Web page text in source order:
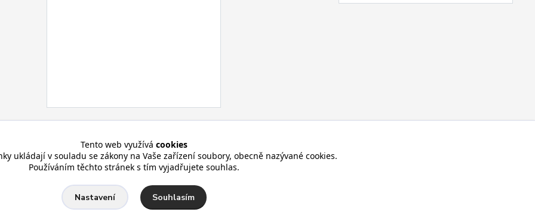
Tento web využívá cookies
ukládají v souladu se zákony na Vaše zařízení soubory, obecně nazývané cookies.
Používáním těchto stránek s tím vyjadřujete souhlas.
Nastavení Souhlasím